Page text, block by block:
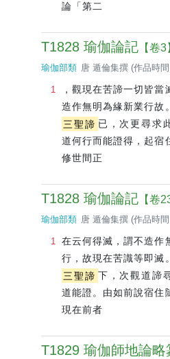
論「第二
T1828 瑜伽論記 【卷3
瑜伽部類 唐 遁倫集撰 (作品時
，觀現在苦諦一切皆當
造作無明為緣新業行故
三聖諦 已，次更尋求
道何行而能證得，起宿
修世間正
T1828 瑜伽論記 【卷
瑜伽部類 唐 遁倫集撰 (作品時
在云何得滅，謂不造作
行，故現在苦識等即滅
三聖諦 下，次觀道諦
道能證。由如前說宿住
現在前者
T1829 瑜伽師地論略